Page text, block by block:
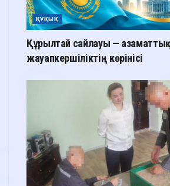
ҚҰҚЫҚ
Құрылтай сайлауы —
жауапкершіліктің көрінісі